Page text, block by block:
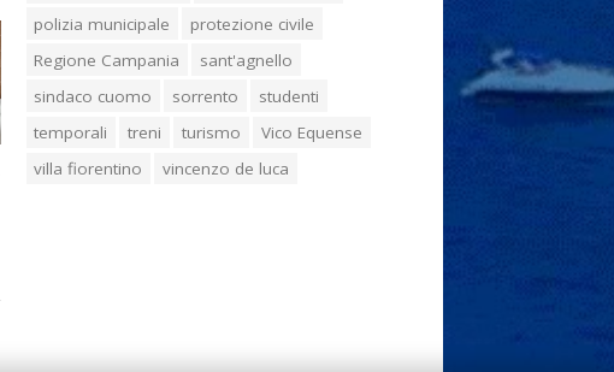
polizia municipale
protezione civile
Regione Campania
sant'agnello
sindaco cuomo
sorrento
studenti
temporali
treni turismo
Vico Equense
villa fiorentino
vincenzo de luca